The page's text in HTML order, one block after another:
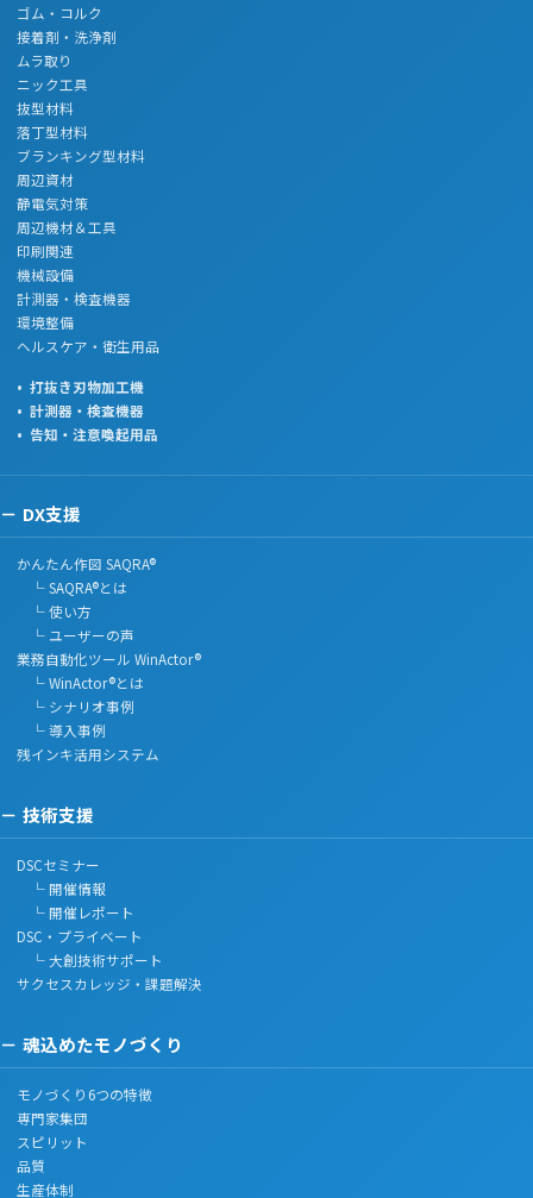
ゴム・コルク
接着剤・洗浄剤
ムラ取り
ニック工具
抜型材料
落丁型材料
ブランキング型材料
周辺資材
静電気対策
周辺機材＆工具
印刷関連
機械設備
計測器・検査機器
環境整備
ヘルスケア・衛生用品
打抜き刃物加工機
計測器・検査機器
告知・注意喚起用品
DX支援
かんたん作図 SAQRA®
└ SAQRA®とは
└ 使い方
└ ユーザーの声
業務自動化ツール WinActor®
└ WinActor®とは
└ シナリオ事例
└ 導入事例
残インキ活用システム
技術支援
DSCセミナー
└ 開催情報
└ 開催レポート
DSC・プライベート
└ 大創技術サポート
サクセスカレッジ・課題解決
魂込めたモノづくり
モノづくり6つの特徴
専門家集団
スピリット
品質
生産体制